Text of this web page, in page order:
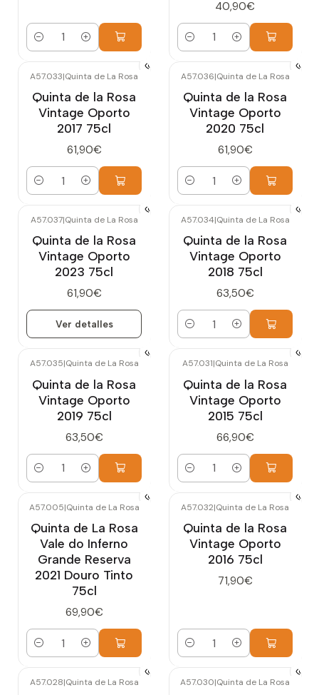
Cantidad
40,90€
Cantidad
A57.033|Quinta de La Rosa
Quinta de la Rosa
Vintage Oporto
2017 75cl
61,90€
Cantidad
A57.036|Quinta de La Rosa
Quinta de la Rosa
Vintage Oporto
2020 75cl
61,90€
Cantidad
A57.037|Quinta de La Rosa
Quinta de la Rosa
Vintage Oporto
2023 75cl
61,90€
Ver detalles
A57.034|Quinta de La Rosa
Quinta de la Rosa
Vintage Oporto
2018 75cl
63,50€
Cantidad
A57.035|Quinta de La Rosa
Quinta de la Rosa
Vintage Oporto
2019 75cl
63,50€
Cantidad
A57.031|Quinta de La Rosa
Quinta de la Rosa
Vintage Oporto
2015 75cl
66,90€
Cantidad
A57.005|Quinta de La Rosa
Quinta de La Rosa
Vale do Inferno
Grande Reserva
2021 Douro Tinto
75cl
69,90€
Cantidad
A57.032|Quinta de La Rosa
Quinta de la Rosa
Vintage Oporto
2016 75cl
71,90€
Cantidad
A57.028|Quinta de La Rosa A57.030|Quinta de La Rosa